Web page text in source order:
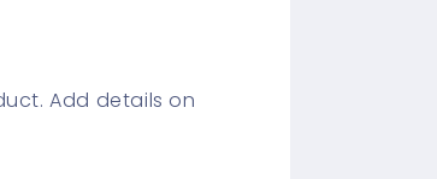
Add details on